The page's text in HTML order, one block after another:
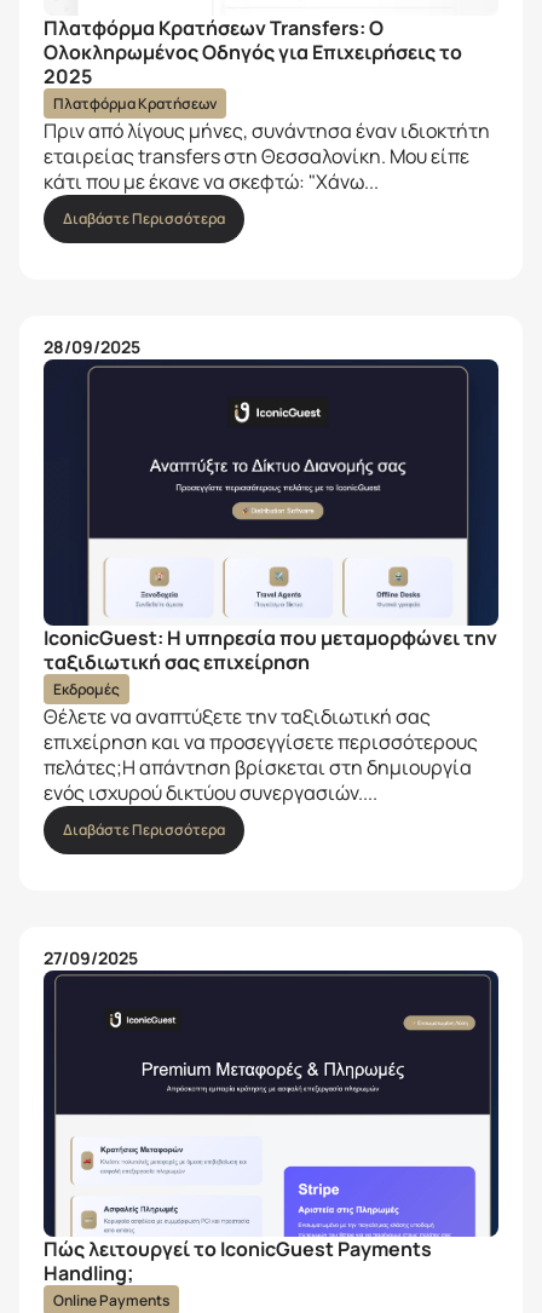
Πλατφόρμα Κρατήσεων Transfers: Ο
Ολοκληρωμένος Οδηγός για Επιχειρήσεις το
2025
Πλατφόρμα Κρατήσεων
Πριν από λίγους μήνες, συνάντησα έναν ιδιοκτήτη
εταιρείας transfers στη Θεσσαλονίκη. Μου είπε
κάτι που με έκανε να σκεφτώ: "Χάνω...
Διαβάστε Περισσότερα
28/09/2025
IconicGuest: Η υπηρεσία που μεταμορφώνει την
ταξιδιωτική σας επιχείρηση
Εκδρομές
Θέλετε να αναπτύξετε την ταξιδιωτική σας
επιχείρηση και να προσεγγίσετε περισσότερους
πελάτες;Η απάντηση βρίσκεται στη δημιουργία
ενός ισχυρού δικτύου συνεργασιών....
Διαβάστε Περισσότερα
27/09/2025
Πώς λειτουργεί το IconicGuest Payments
Handling;
Online Payments